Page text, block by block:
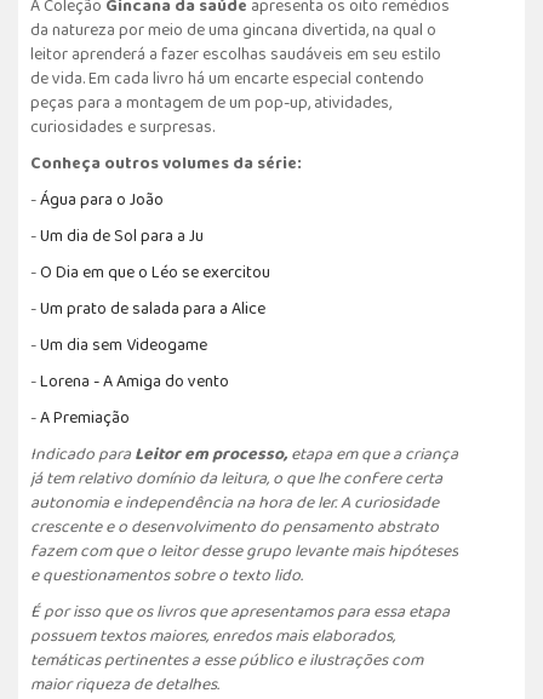
A Coleção Gincana da saúde apresenta os oito remédios
da natureza por meio de uma gincana divertida, na qual o
leitor aprenderá a fazer escolhas saudáveis em seu estilo
de vida. Em cada livro há um encarte especial contendo
peças para a montagem de um pop-up, atividades,
curiosidades e surpresas.
Conheça outros volumes da série:
-Água para o João
-Um dia de Sol para a Ju
-ODia em que o Léo se exercitou
-Um prato de salada para a Alice
-Um dia sem Videogame
-Lorena - A Amiga do vento
-A Premiação
Indicado paraLeitor em processo,etapa em que a criança
já tem relativo domínio da leitura, o que lhe confere certa
autonomia e independência na hora de ler. A curiosidade
crescente e o desenvolvimento do pensamento abstrato
fazem com que o leitor desse grupo levante mais hipóteses
e questionamentos sobre o texto lido.
É por isso que os livros que apresentamos para essa etapa
possuem textos maiores, enredos mais elaborados,
temáticas pertinentes a esse público e ilustrações com
maior riqueza de detalhes.